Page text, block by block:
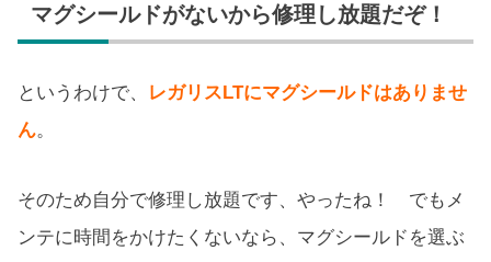
マグシールドがないから修理し放題だぞ！
というわけで、
レガリスLTにマグシールドはありませ
ん。
そのため自分で修理し放題です、やったね！ でもメ
ンテに時間をかけたくないなら、マグシールドを選ぶ